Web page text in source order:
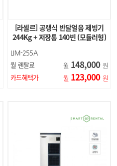
[라셀르] 공랭식 반달얼음 제빙기
244Kg + 저장통 140빈 (모듈러형)
LIM-255A
월 렌탈료 월 148,000 원
카드혜택가
월 123,000 원